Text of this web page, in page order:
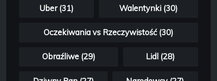
Uber (31) Walentynki (30)
Oczekiwania vs Rzeczywistość (30)
Obraźliwe (29) Lidl (28)